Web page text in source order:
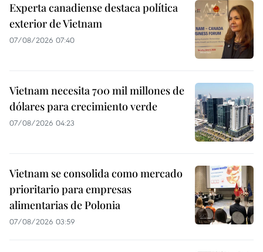
Experta canadiense destaca política
exterior de Vietnam
07/08/2026 07:40
Vietnam necesita 700 mil millones de
dólares para crecimiento verde
07/08/2026 04:23
Vietnam se consolida como mercado
prioritario para empresas
alimentarias de Polonia
07/08/2026 03:59